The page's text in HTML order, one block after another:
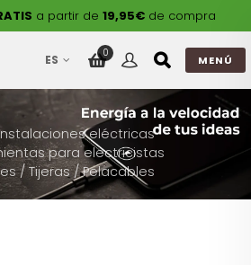
a partir de 19,95€de compra
ES 0
MENÚ
eléctricas
para electricistas
/ Tijeras / Pelacables